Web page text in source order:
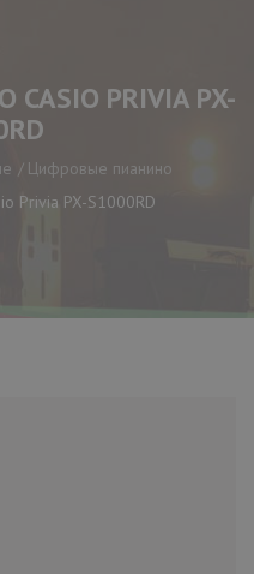
PRIVIA PX-
Цифровые пианино
Privia PX-S1000RD